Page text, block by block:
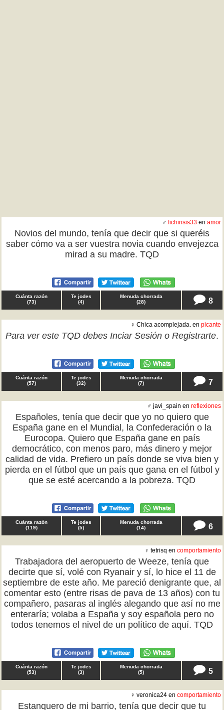
♂ fichinsis33 en amor
Novios del mundo, tenía que decir que si queréis
saber cómo va a ser vuestra novia cuando envejezca
mirad a su madre. TQD
Cuánta razón
(73)
Te jodes
(4)
Menuda chorrada
(28) 8
♀ Chica acomplejada. en picante
Para ver este TQD debes Inciar Sesión o Registrarte.
Cuánta razón
(57)
Te jodes
(32)
Menuda chorrada
(7) 7
♂ javi_spain en reflexiones
Españoles, tenía que decir que yo no quiero que
España gane en el Mundial, la Confederación o la
Eurocopa. Quiero que España gane en país
democrático, con menos paro, más dinero y mejor
calidad de vida. Prefiero un país donde se viva bien y
pierda en el fútbol que un país que gana en el fútbol y
que se esté acercando a la pobreza. TQD
Cuánta razón
(119)
Te jodes
(5)
Menuda chorrada
(14) 6
♀ tetrisq en comportamiento
Trabajadora del aeropuerto de Weeze, tenía que
decirte que sí, volé con Ryanair y sí, lo hice el 11 de
septiembre de este año. Me pareció denigrante que, al
comentar esto (entre risas de pava de 13 años) con tu
compañero, pasaras al inglés alegando que así no me
enteraría; volaba a España y soy española pero no
todos tenemos el nivel de un político de aquí. TQD
Cuánta razón
(53)
Te jodes
(3)
Menuda chorrada
(5) 5
♀ veronica24 en comportamiento
Estanquero de mi barrio, tenía que decir que tu